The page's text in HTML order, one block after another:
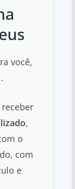
você,
,
o
com
e